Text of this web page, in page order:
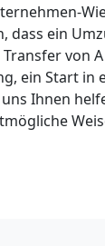
dass ein
von
ein Start in
Ihnen